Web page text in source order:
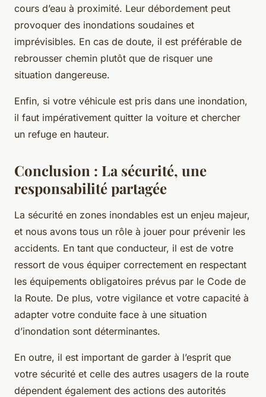
cours d’eau à proximité. Leur débordement peut
provoquer des inondations soudaines et
imprévisibles. En cas de doute, il est préférable de
rebrousser chemin plutôt que de risquer une
situation dangereuse.
Enfin, si votre véhicule est pris dans une inondation,
il faut impérativement quitter la voiture et chercher
un refuge en hauteur.
Conclusion : La sécurité, une
responsabilité partagée
La sécurité en zones inondables est un enjeu majeur,
et nous avons tous un rôle à jouer pour prévenir les
accidents. En tant que conducteur, il est de votre
ressort de vous équiper correctement en respectant
les équipements obligatoires prévus par le Code de
la Route. De plus, votre vigilance et votre capacité à
adapter votre conduite face à une situation
d’inondation sont déterminantes.
En outre, il est important de garder à l’esprit que
votre sécurité et celle des autres usagers de la route
dépendent également des actions des autorités